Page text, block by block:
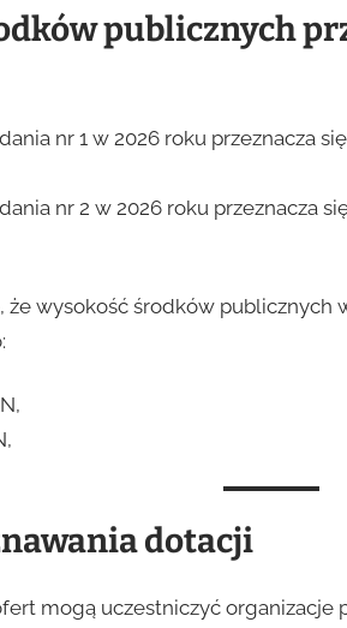
publicznych
nr 1 w 2026 roku przeznacza
nr 2 w 2026 roku przeznacza
wysokość środków publicznych
dotacji
mogą uczestniczyć organizacje